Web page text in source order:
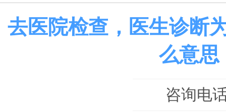
去医院检查，医生诊断
么意思
咨询电